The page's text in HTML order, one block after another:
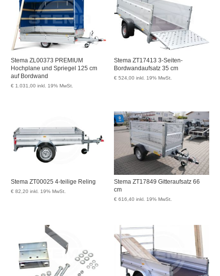
Stema ZL00373 PREMIUM
Hochplane und Spriegel 125 cm
auf Bordwand
€ 1.031,00 inkl. 19% MwSt.
Stema ZT17413 3-Seiten-
Bordwandaufsatz 35 cm
€ 524,00 inkl. 19% MwSt.
Stema ZT00025 4-teilige Reling
€ 82,20 inkl. 19% MwSt.
Stema ZT17849 Gitteraufsatz 66
cm
€ 616,40 inkl. 19% MwSt.